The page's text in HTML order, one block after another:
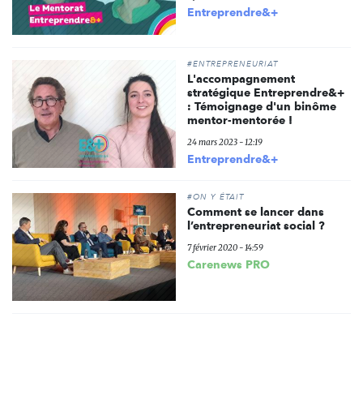
Entreprendre&+
#ENTREPRENEURIAT
L'accompagnement
stratégique Entreprendre&+
: Témoignage d'un binôme
mentor-mentorée !
24 mars 2023 - 12:19
Entreprendre&+
#ON Y ÉTAIT
Comment se lancer dans
l’entrepreneuriat social ?
7 février 2020 - 14:59
Carenews PRO